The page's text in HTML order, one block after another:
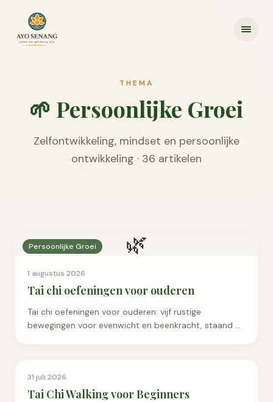
THEMA
🌱 Persoonlijke Groei
Zelfontwikkeling, mindset en persoonlijke
ontwikkeling · 36 artikelen
🌿
Persoonlijke Groei
1 augustus 2026
Tai chi oefeningen voor ouderen
Tai chi oefeningen voor ouderen: vijf rustige
bewegingen voor evenwicht en beenkracht, staand of
Persoonlijke Groei
31 juli 2026
Tai Chi Walking voor Beginners